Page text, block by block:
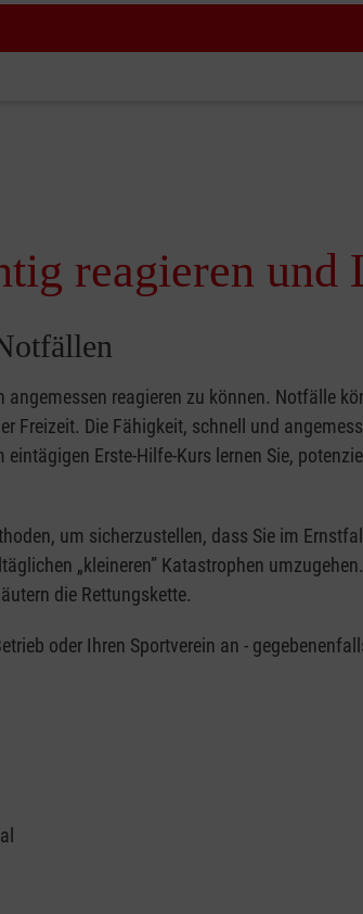
reagieren und
reagieren zu können. Notfälle
Freizeit. Die Fähigkeit, schnell und
Erste-Hilfe-Kurs lernen Sie,
um sicherzustellen, dass Sie im
„kleineren” Katastrophen
die Rettungskette.
oder Ihren Sportverein an -